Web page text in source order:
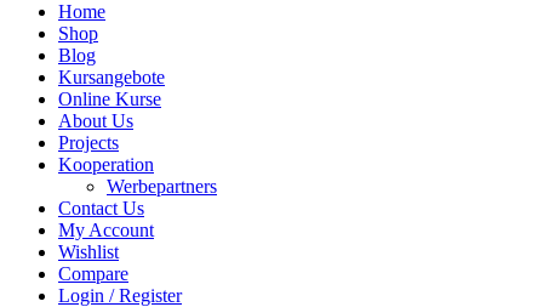
Home
Shop
Blog
Kursangebote
Online Kurse
About Us
Projects
Kooperation
Werbepartners
Contact Us
My Account
Wishlist
Compare
Login / Register